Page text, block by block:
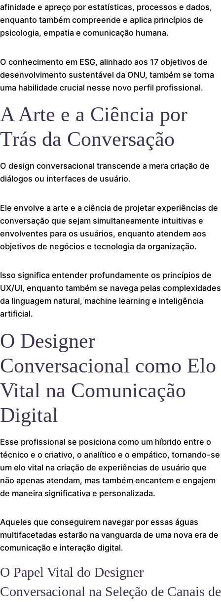
afinidade e apreço por estatísticas, processos e dados,
enquanto também compreende e aplica princípios de
psicologia, empatia e comunicação humana.
O conhecimento em ESG, alinhado aos 17 objetivos de
desenvolvimento sustentável da ONU, também se torna
uma habilidade crucial nesse novo perfil profissional.
A Arte e a Ciência por
Trás da Conversação
O design conversacional transcende a mera criação de
diálogos ou interfaces de usuário.
Ele envolve a arte e a ciência de projetar experiências de
conversação que sejam simultaneamente intuitivas e
envolventes para os usuários, enquanto atendem aos
objetivos de negócios e tecnologia da organização.
Isso significa entender profundamente os princípios de
UX/UI, enquanto também se navega pelas complexidades
da linguagem natural, machine learning e inteligência
artificial.
O Designer
Conversacional como Elo
Vital na Comunicação
Digital
Esse profissional se posiciona como um híbrido entre o
técnico e o criativo, o analítico e o empático, tornando-se
um elo vital na criação de experiências de usuário que
não apenas atendam, mas também encantem e engajem
de maneira significativa e personalizada.
Aqueles que conseguirem navegar por essas águas
multifacetadas estarão na vanguarda de uma nova era de
comunicação e interação digital.
O Papel Vital do Designer
Conversacional na Seleção de Canais de